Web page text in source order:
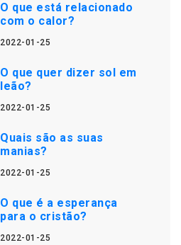
O que está relacionado
com o calor?
2022-01-25
O que quer dizer sol em
leão?
2022-01-25
Quais são as suas
manias?
2022-01-25
O que é a esperança
para o cristão?
2022-01-25